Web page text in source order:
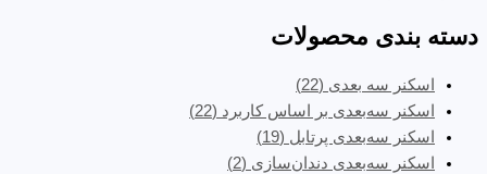
دسته بندی محصولات
اسکنر سه بعدی (22)
اسکنر سه‌بعدی بر اساس کاربرد (22)
اسکنر سه‌بعدی پرتابل (19)
اسکنر سه‌بعدی دندان‌سازی (2)